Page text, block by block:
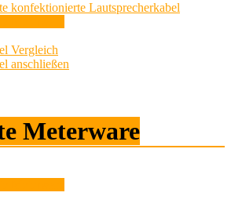
konfektionierte Lautsprecherkabel
Vergleich
anschließen
Meterware